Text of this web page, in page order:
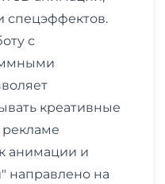
спецэффектов.
с
креативные
рекламе
анимации и
направлено на